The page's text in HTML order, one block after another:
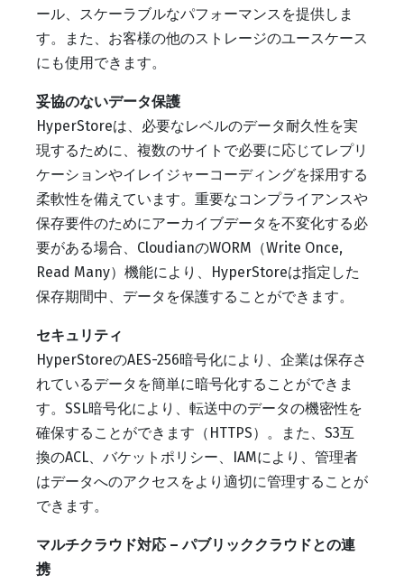
ール、スケーラブルなパフォーマンスを提供しま
す。また、お客様の他のストレージのユースケース
にも使用できます。
妥協のないデータ保護
HyperStoreは、必要なレベルのデータ耐久性を実
現するために、複数のサイトで必要に応じてレプリ
ケーションやイレイジャーコーディングを採用する
柔軟性を備えています。重要なコンプライアンスや
保存要件のためにアーカイブデータを不変化する必
要がある場合、CloudianのWORM（Write Once,
Read Many）機能により、HyperStoreは指定した
保存期間中、データを保護することができます。
セキュリティ
HyperStoreのAES-256暗号化により、企業は保存さ
れているデータを簡単に暗号化することができま
す。SSL暗号化により、転送中のデータの機密性を
確保することができます（HTTPS）。また、S3互
換のACL、バケットポリシー、IAMにより、管理者
はデータへのアクセスをより適切に管理することが
できます。
マルチクラウド対応 – パブリッククラウドとの連
携